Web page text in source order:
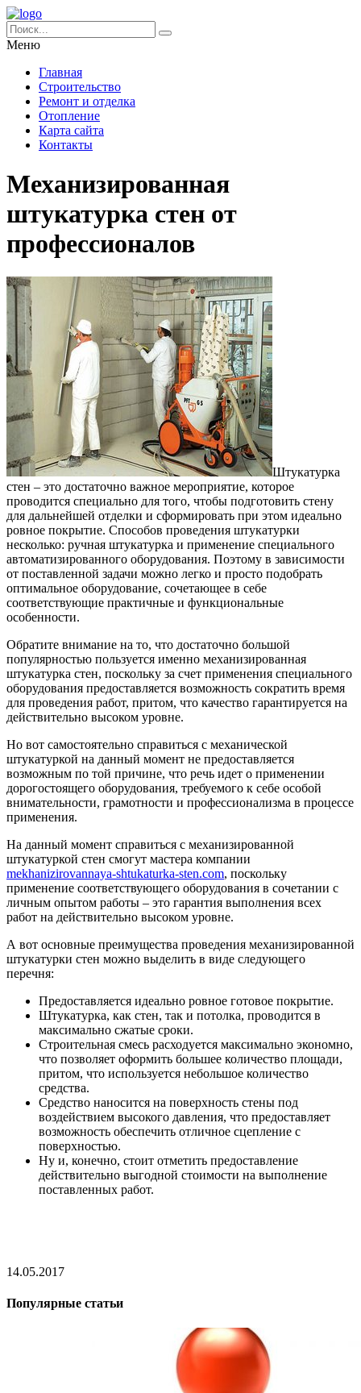
Меню
Главная
Строительство
Ремонт и отделка
Отопление
Карта сайта
Контакты
Механизированная
штукатурка стен от
профессионалов
Штукатурка
стен – это достаточно важное мероприятие, которое
проводится специально для того, чтобы подготовить стену
для дальнейшей отделки и сформировать при этом идеально
ровное покрытие. Способов проведения штукатурки
несколько: ручная штукатурка и применение специального
автоматизированного оборудования. Поэтому в зависимости
от поставленной задачи можно легко и просто подобрать
оптимальное оборудование, сочетающее в себе
соответствующие практичные и функциональные
особенности.
Обратите внимание на то, что достаточно большой
популярностью пользуется именно механизированная
штукатурка стен, поскольку за счет применения специального
оборудования предоставляется возможность сократить время
для проведения работ, притом, что качество гарантируется на
действительно высоком уровне.
Но вот самостоятельно справиться с механической
штукатуркой на данный момент не предоставляется
возможным по той причине, что речь идет о применении
дорогостоящего оборудования, требуемого к себе особой
внимательности, грамотности и профессионализма в процессе
применения.
На данный момент справиться с механизированной
штукатуркой стен смогут мастера компании
mekhanizirovannaya-shtukaturka-sten.com, поскольку
применение соответствующего оборудования в сочетании с
личным опытом работы – это гарантия выполнения всех
работ на действительно высоком уровне.
А вот основные преимущества проведения механизированной
штукатурки стен можно выделить в виде следующего
перечня:
Предоставляется идеально ровное готовое покрытие.
Штукатурка, как стен, так и потолка, проводится в
максимально сжатые сроки.
Строительная смесь расходуется максимально экономно,
что позволяет оформить большее количество площади,
притом, что используется небольшое количество
средства.
Средство наносится на поверхность стены под
воздействием высокого давления, что предоставляет
возможность обеспечить отличное сцепление с
поверхностью.
Ну и, конечно, стоит отметить предоставление
действительно выгодной стоимости на выполнение
поставленных работ.
14.05.2017
Популярные статьи